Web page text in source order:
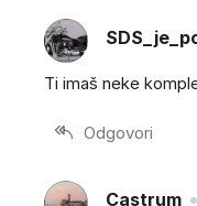
Ti imaš neke
Odgovori
Castrum